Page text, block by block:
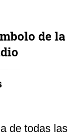
de la
de todas las